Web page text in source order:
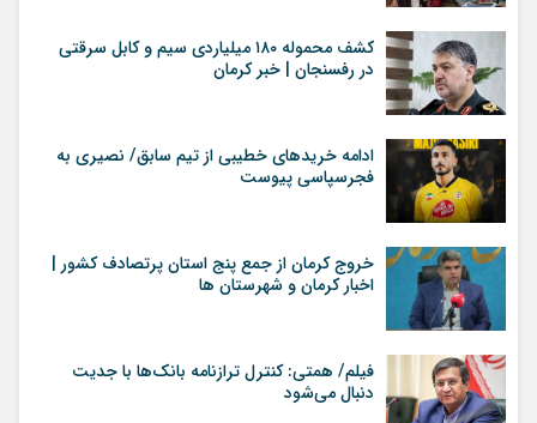
کشف محموله ۱۸۰ میلیاردی سیم و کابل سرقتی
در رفسنجان | خبر کرمان
ادامه خریدهای خطیبی از تیم سابق/ نصیری به
فجرسپاسی پیوست
خروج کرمان از جمع پنج استان پرتصادف کشور |
اخبار کرمان و شهرستان ها
فیلم/ همتی: کنترل ترازنامه بانک‌ها با جدیت
دنبال می‌شود